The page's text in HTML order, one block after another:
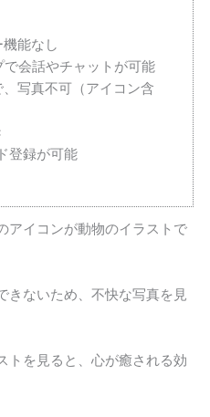
能なし
会話やチャットが可能
写真不可（アイコン含
登録が可能
アイコンが動物のイラストで
きないため、不快な写真を見
トを見ると、心が癒される効